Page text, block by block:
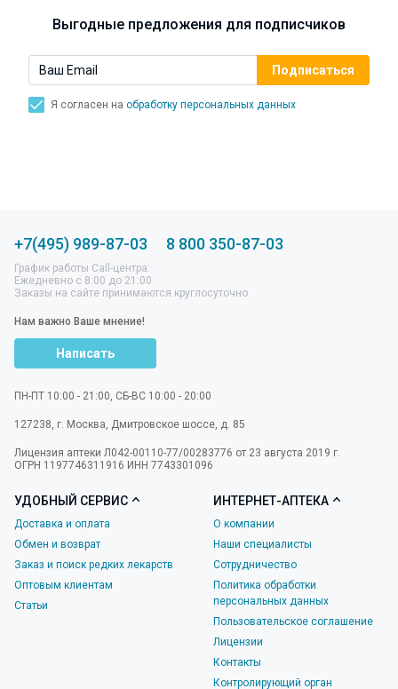
Выгодные предложения для подписчиков
Я согласен на обработку персональных данных
+7(495) 989-87-03 8 800 350-87-03
График работы Call-центра:
Ежедневно с 8:00 до 21:00
Заказы на сайте принимаются круглосуточно
Нам важно Ваше мнение!
Написать
ПН-ПТ 10:00 - 21:00, СБ-ВС 10:00 - 20:00
127238 г. Москва Дмитровское шоссе, д. 85
Лицензия аптеки Л042-00110-77/00283776 от 23 августа 2019 г.
ОГРН 1197746311916 ИНН 7743301096
УДОБНЫЙ СЕРВИС
Доставка и оплата
Обмен и возврат
Заказ и поиск редких лекарств
Оптовым клиентам
Статьи
ИНТЕРНЕТ-АПТЕКА
О компании
Наши специалисты
Сотрудничество
Политика обработки
персональных данных
Пользовательское соглашение
Лицензии
Контакты
Контролирующий орган